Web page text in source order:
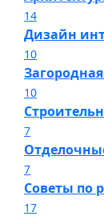
14
Дизайн
10
10
7
7
Советы по
17